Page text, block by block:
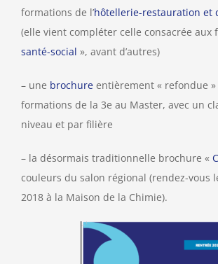
formations de l’hôtellerie-restauration et
(elle vient compléter celle consacrée aux
santé-social », avant d’autres)
– une brochure entièrement « refondue
formations de la 3e au Master, avec un
niveau et par filière
– la désormais traditionnelle brochure «
couleurs du salon régional (rendez-vous
2018 à la Maison de la Chimie).